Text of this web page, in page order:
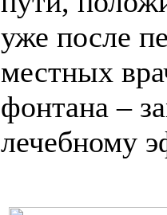
уже после
местных
фонтана –
лечебному